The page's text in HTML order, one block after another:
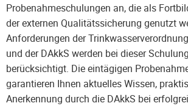
Probenahmeschulungen an, die als
der externen Qualitätssicherung genutzt
Anforderungen der
und der DAkkS werden bei dieser
berücksichtigt. Die eintägigen
garantieren Ihnen aktuelles Wissen,
Anerkennung durch die DAkkS bei